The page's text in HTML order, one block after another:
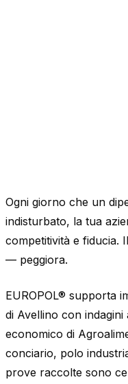
Ogni giorno che un
indisturbato, la tua
competitività e fiducia.
— peggiora.
EUROPOL® supporta
di Avellino con
economico di
conciario, polo
prove raccolte sono